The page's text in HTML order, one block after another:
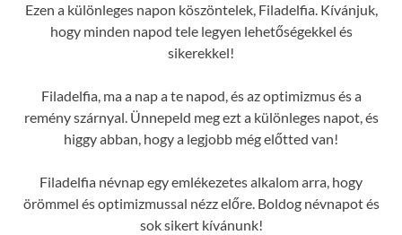
Ezen a különleges napon köszöntelek, Filadelfia. Kívánjuk,
hogy minden napod tele legyen lehetőségekkel és
sikerekkel!
Filadelfia, ma a nap a te napod, és az optimizmus és a
remény szárnyal. Ünnepeld meg ezt a különleges napot, és
higgy abban, hogy a legjobb még előtted van!
Filadelfia névnap egy emlékezetes alkalom arra, hogy
örömmel és optimizmussal nézz előre. Boldog névnapot és
sok sikert kívánunk!